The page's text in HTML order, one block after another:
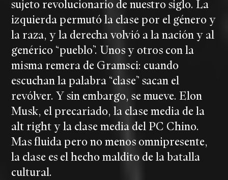
sujeto revolucionario de nuestro siglo. La
izquierda permutó la clase por el género y
la raza, y la derecha volvió a la nación y al
genérico “pueblo”. Unos y otros con la
misma remera de Gramsci: cuando
escuchan la palabra “clase” sacan el
revólver. Y sin embargo, se mueve. Elon
Musk, el precariado, la clase media de la
alt right y la clase media del PC Chino.
Mas fluida pero no menos omnipresente,
la clase es el hecho maldito de la batalla
cultural.